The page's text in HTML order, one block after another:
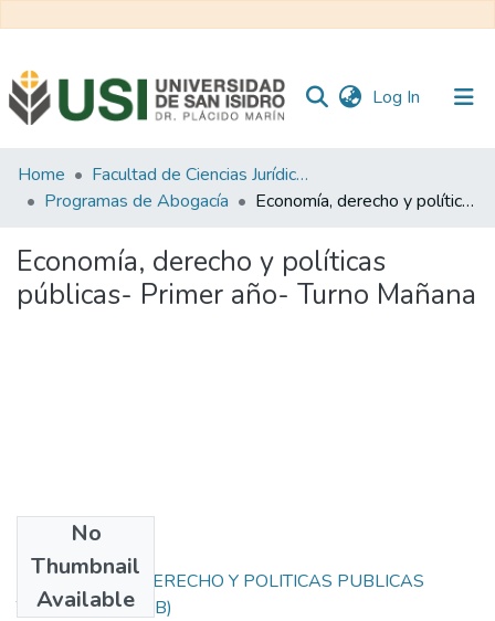
Log In (current)
Communities
&
All of RI USI
Home
Facultad de Ciencias Jurídicas y de la Administración
Programas de Abogacía
Economía, derecho y políticas públicas- Primer año- Turno Mañana
Economía, derecho y políticas
públicas- Primer año- Turno Mañana
No
Thumbnail
Available
ECONOMIA, DERECHO Y POLITICAS PUBLICAS
TM.pdf(266.52 KB)